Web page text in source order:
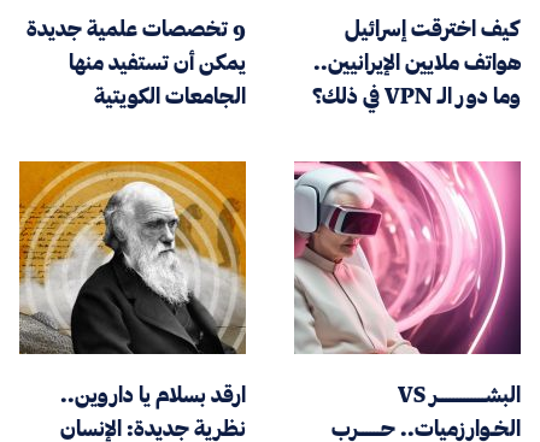
كيف اخترقت إسرائيل
هواتف ملايين الإيرانيين..
وما دور الـ VPN في ذلك؟
9 تخصصات علمية جديدة
يمكن أن تستفيد منها
الجامعات الكويتية
البشـــــــــــــر VS
الخـوارزميات.. حــــــرب
ارقد بسلام يا داروين..
نظرية جديدة: الإنسان